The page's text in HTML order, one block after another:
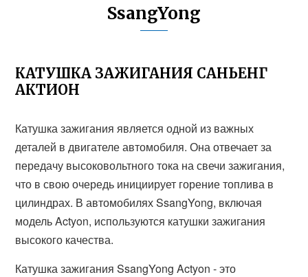
SsangYong
КАТУШКА ЗАЖИГАНИЯ САНЬЕНГ
АКТИОН
Катушка зажигания является одной из важных
деталей в двигателе автомобиля. Она отвечает за
передачу высоковольтного тока на свечи зажигания,
что в свою очередь инициирует горение топлива в
цилиндрах. В автомобилях SsangYong, включая
модель Actyon, используются катушки зажигания
высокого качества.
Катушка зажигания SsangYong Actyon - это